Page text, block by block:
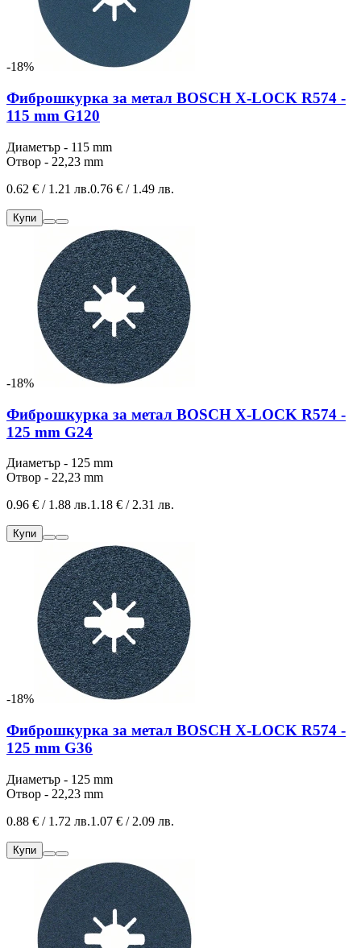
-18%
Фиброшкурка за метал BOSCH X-LOCK R574 -
115 mm G120
Диаметър - 115 mm
Отвор - 22,23 mm
0.62 € / 1.21 лв.0.76 € / 1.49 лв.
Купи
-18%
Фиброшкурка за метал BOSCH X-LOCK R574 -
125 mm G24
Диаметър - 125 mm
Отвор - 22,23 mm
0.96 € / 1.88 лв.1.18 € / 2.31 лв.
Купи
-18%
Фиброшкурка за метал BOSCH X-LOCK R574 -
125 mm G36
Диаметър - 125 mm
Отвор - 22,23 mm
0.88 € / 1.72 лв.1.07 € / 2.09 лв.
Купи